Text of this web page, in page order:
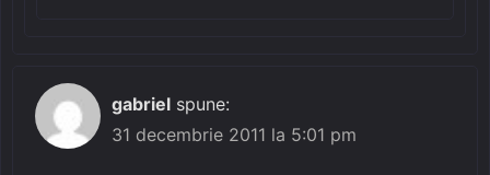
gabriel spune:
31 decembrie 2011 la 5:01 pm